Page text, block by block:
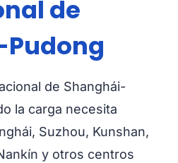
de
de Shanghái-
la carga necesita
Suzhou, Kunshan,
y otros centros